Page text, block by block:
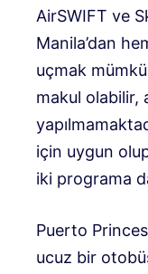
AirSWIFT ve
Manila’dan
uçmak
makul olabilir,
için uygun
iki programa
Puerto
ucuz bir